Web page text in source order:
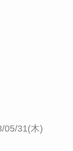
05/31(木)